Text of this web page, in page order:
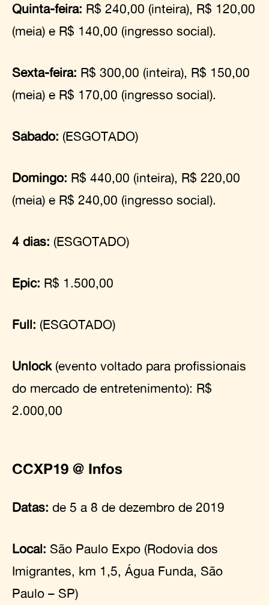
Quinta-feira: R$ 240,00 (inteira), R$ 120,00
(meia) e R$ 140,00 (ingresso social).
Sexta-feira: R$ 300,00 (inteira), R$ 150,00
(meia) e R$ 170,00 (ingresso social).
Sábado: (ESGOTADO)
Domingo: R$ 440,00 (inteira), R$ 220,00
(meia) e R$ 240,00 (ingresso social).
4 dias: (ESGOTADO)
Epic: R$ 1.500,00
Full: (ESGOTADO)
Unlock(evento voltado para profissionais
do mercado de entretenimento): R$
2.000,00
CCXP19 @ Infos
Datas: de 5 a 8 de dezembro de 2019
Local: São Paulo Expo (Rodovia dos
Imigrantes, km 1,5, Água Funda, São
Paulo – SP)